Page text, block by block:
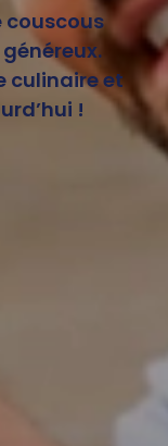
couscous
culinaire et
!